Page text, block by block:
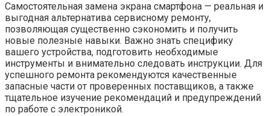
Самостоятельная замена экрана смартфона — реальная и
выгодная альтернатива сервисному ремонту,
позволяющая существенно сэкономить и получить
новые полезные навыки. Важно знать специфику
вашего устройства, подготовить необходимые
инструменты и внимательно следовать инструкции. Для
успешного ремонта рекомендуются качественные
запасные части от проверенных поставщиков, а также
тщательное изучение рекомендаций и предупреждений
по работе с электроникой.